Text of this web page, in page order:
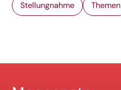
Stellungnahme Themen